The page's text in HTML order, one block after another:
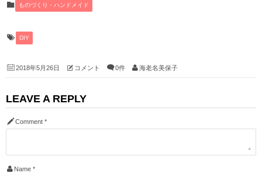
ものづくり・ハンドメイド
DIY
2018年5月26日 コメント 0件 海老名美保子
LEAVE A REPLY
Comment *
Name *